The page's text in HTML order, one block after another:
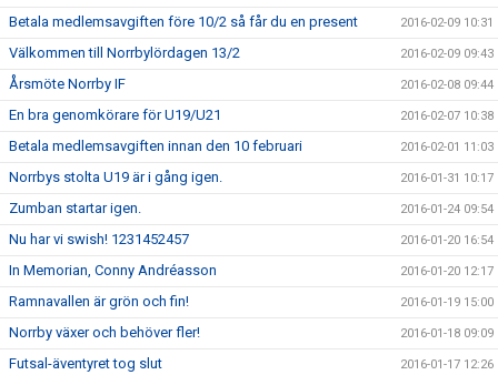
Betala medlemsavgiften före 10/2 så får du en present 2016-02-09 10:31
Välkommen till Norrbylördagen 13/2 2016-02-09 09:43
Årsmöte Norrby IF 2016-02-08 09:44
En bra genomkörare för U19/U21 2016-02-07 10:38
Betala medlemsavgiften innan den 10 februari 2016-02-01 11:03
Norrbys stolta U19 är i gång igen. 2016-01-31 10:17
Zumban startar igen. 2016-01-24 09:54
Nu har vi swish! 1231452457 2016-01-20 16:54
In Memorian, Conny Andréasson 2016-01-20 12:17
Ramnavallen är grön och fin! 2016-01-19 15:00
Norrby växer och behöver fler! 2016-01-18 09:09
Futsal-äventyret tog slut 2016-01-17 12:26